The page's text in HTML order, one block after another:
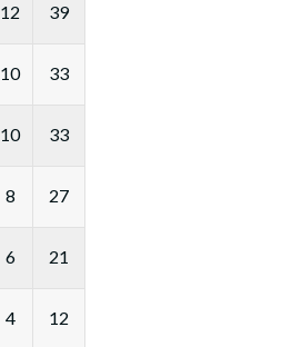
12 39
10 33
10 33
8 27
6 21
4 12